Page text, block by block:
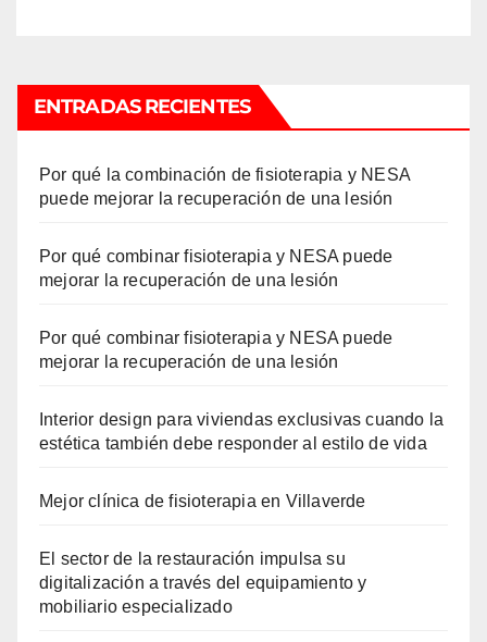
ENTRADAS RECIENTES
Por qué la combinación de fisioterapia y NESA
puede mejorar la recuperación de una lesión
Por qué combinar fisioterapia y NESA puede
mejorar la recuperación de una lesión
Por qué combinar fisioterapia y NESA puede
mejorar la recuperación de una lesión
Interior design para viviendas exclusivas cuando la
estética también debe responder al estilo de vida
Mejor clínica de fisioterapia en Villaverde
El sector de la restauración impulsa su
digitalización a través del equipamiento y
mobiliario especializado